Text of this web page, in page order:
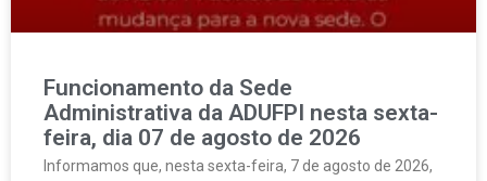
Funcionamento da Sede
Administrativa da ADUFPI nesta sexta-
feira, dia 07 de agosto de 2026
Informamos que, nesta sexta-feira, 7 de agosto de 2026,